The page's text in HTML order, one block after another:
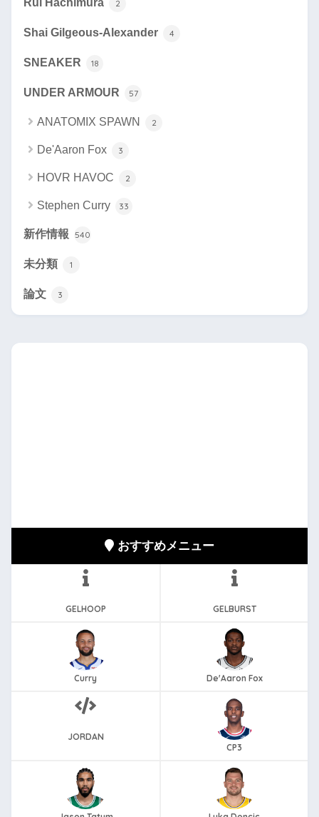
Rui Hachimura 2
Shai Gilgeous-Alexander 4
SNEAKER 18
UNDER ARMOUR 57
ANATOMIX SPAWN 2
De'Aaron Fox 3
HOVR HAVOC 2
Stephen Curry 33
新作情報 540
未分類 1
論文 3
おすすめメニュー
GELHOOP GELBURST
Curry De'Aaron Fox
JORDAN
CP3